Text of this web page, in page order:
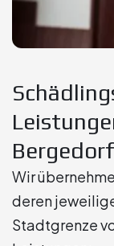
Bergedorf
Wir
deren
Stadtgrenze